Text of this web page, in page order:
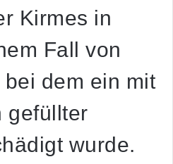
Kirmes in
Fall von
dem ein mit
gefüllter
wurde.